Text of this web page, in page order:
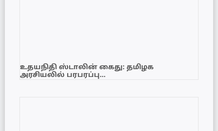
உதயநிதி ஸ்டாலின் கைது: தமிழக
அரசியலில் பரபரப்பு…